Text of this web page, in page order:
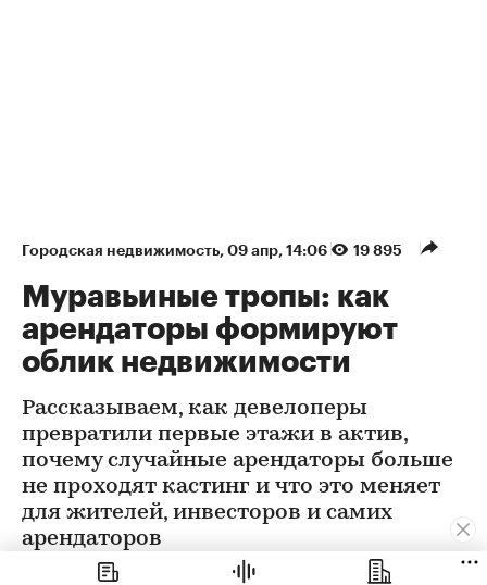
Городская недвижимость 09 апр, 14:06 19 895
Муравьиные тропы: как
арендаторы формируют
облик недвижимости
Рассказываем, как девелоперы
превратили первые этажи в актив,
почему случайные арендаторы больше
не проходят кастинг и что это меняет
для жителей, инвесторов и самих
арендаторов